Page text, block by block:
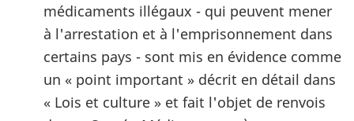
médicaments illégaux - qui peuvent mener
à l'arrestation et à l'emprisonnement dans
certains pays - sont mis en évidence comme
un « point important » décrit en détail dans
« Lois et culture » et fait l'objet de renvois